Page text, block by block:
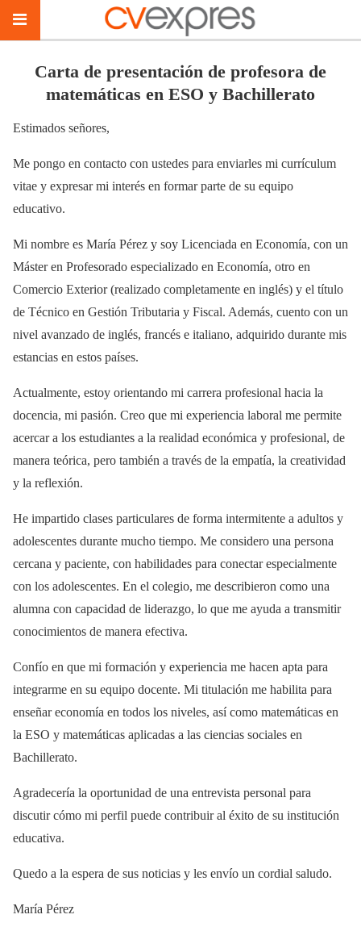
Carta de presentación de profesora de
matemáticas en ESO y Bachillerato
Estimados señores,
Me pongo en contacto con ustedes para enviarles mi currículum
vitae y expresar mi interés en formar parte de su equipo
educativo.
Mi nombre es María Pérez y soy Licenciada en Economía, con un
Máster en Profesorado especializado en Economía, otro en
Comercio Exterior (realizado completamente en inglés) y el título
de Técnico en Gestión Tributaria y Fiscal. Además, cuento con un
nivel avanzado de inglés, francés e italiano, adquirido durante mis
estancias en estos países.
Actualmente, estoy orientando mi carrera profesional hacia la
docencia, mi pasión. Creo que mi experiencia laboral me permite
acercar a los estudiantes a la realidad económica y profesional, de
manera teórica, pero también a través de la empatía, la creatividad
y la reflexión.
He impartido clases particulares de forma intermitente a adultos y
adolescentes durante mucho tiempo. Me considero una persona
cercana y paciente, con habilidades para conectar especialmente
con los adolescentes. En el colegio, me describieron como una
alumna con capacidad de liderazgo, lo que me ayuda a transmitir
conocimientos de manera efectiva.
Confío en que mi formación y experiencia me hacen apta para
integrarme en su equipo docente. Mi titulación me habilita para
enseñar economía en todos los niveles, así como matemáticas en
la ESO y matemáticas aplicadas a las ciencias sociales en
Bachillerato.
Agradecería la oportunidad de una entrevista personal para
discutir cómo mi perfil puede contribuir al éxito de su institución
educativa.
Quedo a la espera de sus noticias y les envío un cordial saludo.
María Pérez